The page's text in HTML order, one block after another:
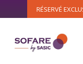
RÉSERVÉ